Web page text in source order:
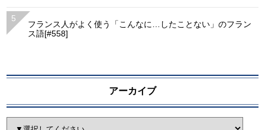
フランス人がよく使う「こんなに…したことない」のフラン
ス語[#558]
アーカイブ